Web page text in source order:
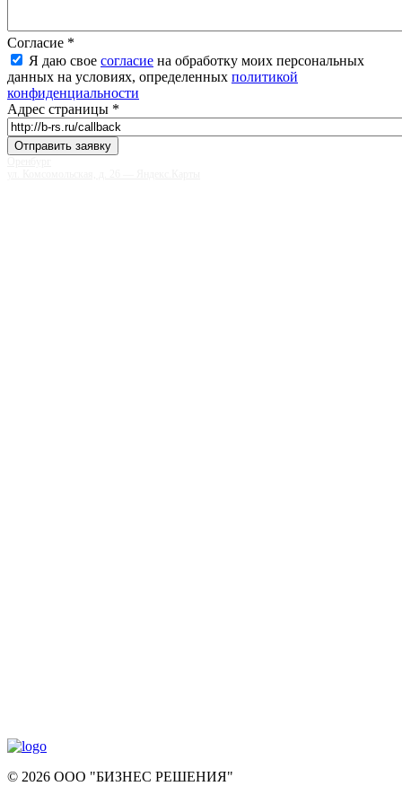
Согласие *
Я даю свое согласие на обработку моих персональных
данных на условиях, определенных политикой
конфиденциальности
Адрес страницы *
© 2026 ООО "БИЗНЕС РЕШЕНИЯ"